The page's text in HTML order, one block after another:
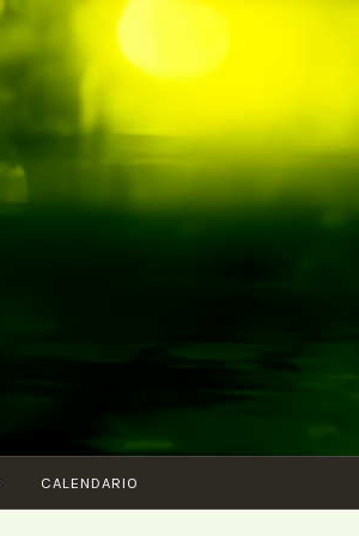
CALENDARIO